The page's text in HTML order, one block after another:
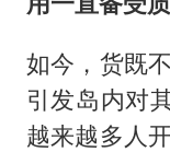
如今，货既
引发岛内对
越来越多人